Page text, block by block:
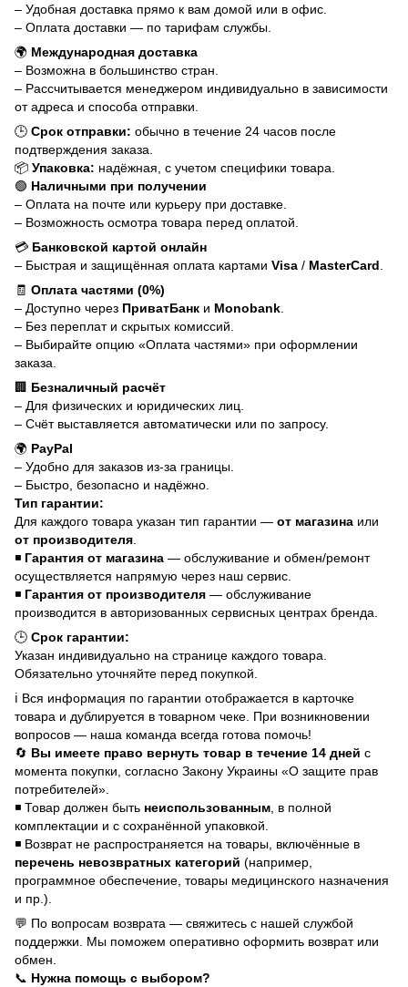
– Удобная доставка прямо к вам домой или в офис.
– Оплата доставки — по тарифам службы.
🌍 Международная доставка
– Возможна в большинство стран.
– Рассчитывается менеджером индивидуально в зависимости
от адреса и способа отправки.
🕒 Срок отправки: обычно в течение 24 часов после
подтверждения заказа.
📦 Упаковка: надёжная, с учетом специфики товара.
🟢 Наличными при получении
– Оплата на почте или курьеру при доставке.
– Возможность осмотра товара перед оплатой.
💳 Банковской картой онлайн
– Быстрая и защищённая оплата картами Visa / MasterCard
🧾 Оплата частями (0%)
– Доступно через ПриватБанк и Monobank
– Без переплат и скрытых комиссий.
– Выбирайте опцию «Оплата частями» при оформлении
заказа.
🏢 Безналичный расчёт
– Для физических и юридических лиц.
– Счёт выставляется автоматически или по запросу.
🌍 PayPal
– Удобно для заказов из-за границы.
– Быстро, безопасно и надёжно.
Тип гарантии:
Для каждого товара указан тип гарантии — от магазина или
от производителя
◾ Гарантия от магазина — обслуживание и обмен/ремонт
осуществляется напрямую через наш сервис.
◾ Гарантия от производителя — обслуживание
производится в авторизованных сервисных центрах бренда.
🕒 Срок гарантии:
Указан индивидуально на странице каждого товара.
Обязательно уточняйте перед покупкой.
ℹ️ Вся информация по гарантии отображается в карточке
товара и дублируется в товарном чеке. При возникновении
вопросов — наша команда всегда готова помочь!
🔄 Вы имеете право вернуть товар в течение 14 дней с
момента покупки, согласно Закону Украины «О защите прав
потребителей».
◾ Товар должен быть неиспользованным , в полной
комплектации и с сохранённой упаковкой.
◾ Возврат не распространяется на товары, включённые в
перечень невозвратных категорий (например,
программное обеспечение, товары медицинского назначения
и пр.).
💬 По вопросам возврата — свяжитесь с нашей службой
поддержки. Мы поможем оперативно оформить возврат или
обмен.
📞 Нужна помощь с выбором?